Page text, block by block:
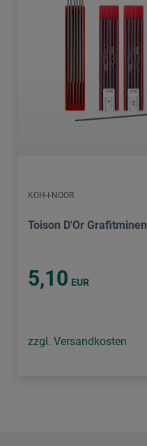
KOH-I-NOOR
Toison D'Or Grafitminen
5,10 EUR
zzgl. Versandkosten